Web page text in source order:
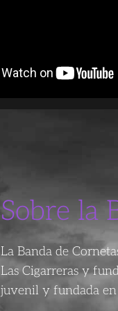
Sobre la
La Banda de
Las Cigarreras y
juvenil y fundada en